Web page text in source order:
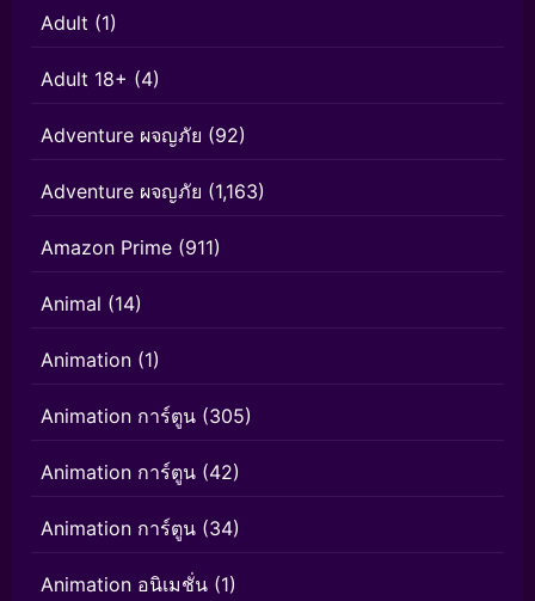
Adult (1)
Adult 18+ (4)
Adventure ผจญภัย (92)
Adventure ผจญภัย (1,163)
Amazon Prime (911)
Animal (14)
Animation (1)
Animation การ์ตูน (305)
Animation การ์ตูน (42)
Animation การ์ตูน (34)
Animation อนิเมชั่น (1)